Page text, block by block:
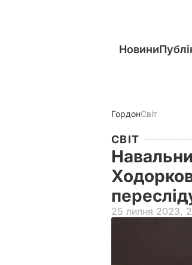
Новини
ГордонСвіт
СВІТ
25 липня 2023,